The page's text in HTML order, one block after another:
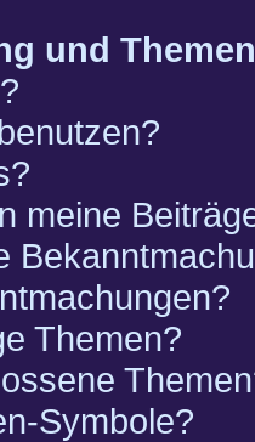
und
meine
Themen?
Symbole?